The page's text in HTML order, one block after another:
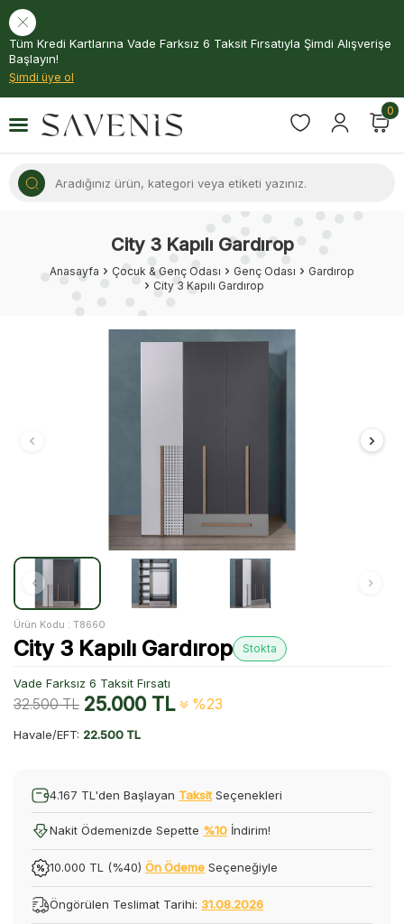
Tüm Kredi Kartlarına Vade Farksız 6 Taksit Fırsatıyla Şimdi Alışverişe
Başlayın!
Şimdi üye ol
0
City 3 Kapılı Gardırop
Anasayfa Çocuk & Genç Odası Genç Odası
Gardırop
City 3 Kapılı Gardırop
Ürün Kodu : T8660
City 3 Kapılı Gardırop Stokta
Vade Farksız 6 Taksit Fırsatı
32.500TL 25.000TL %23
Havale/EFT: 22.500 TL
4.167 TL'den Başlayan Taksit Seçenekleri
Nakit Ödemenizde Sepette %10 İndirim!
10.000 TL (%40) Ön Ödeme Seçeneğiyle
Öngörülen Teslimat Tarihi: 31.08.2026